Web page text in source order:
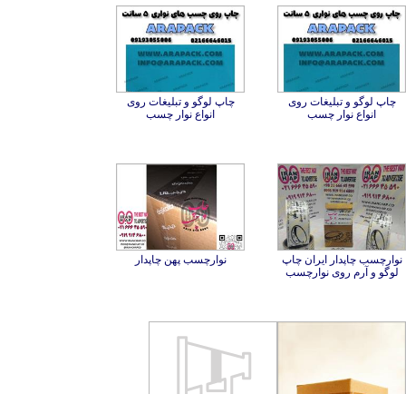
چاپ لوگو و تبلیغات روی
انواع نوار چسب
چاپ لوگو و تبلیغات روی
انواع نوار چسب
نوارچسب چاپدار ایران چاپ
لوگو و آرم روی نوارچسب
نوارچسب پهن چاپدار